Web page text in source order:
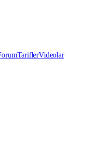
TariflerVideolar